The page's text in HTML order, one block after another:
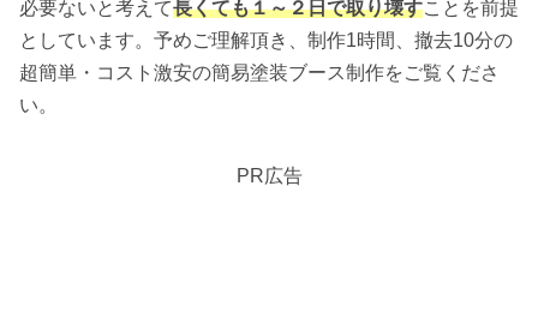
必要ないと考えて長くても１～２日で取り壊すことを前提
としています。予めご理解頂き、制作1時間、撤去10分の
超簡単・コスト激安の簡易塗装ブース制作をご覧くださ
い。
PR広告